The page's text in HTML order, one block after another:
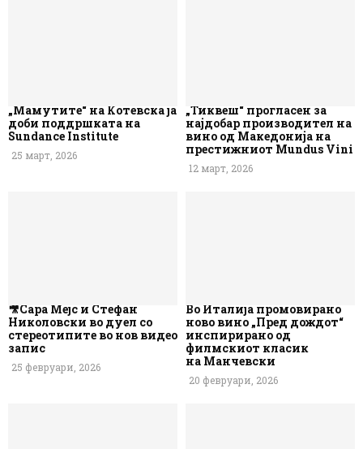
„Мамутите“ на Котевска ја
доби поддршката на
Sundance Institute
25 март, 2026
„Тиквеш“ прогласен за
најдобар производител на
вино од Македонија на
престижниот Mundus Vini
12 март, 2026
🎥Сара Мејс и Стефан
Николовски во дуел со
стереотипите во нов видео
запис
25 февруари, 2026
Во Италија промовирано
ново вино „Пред дождот“
инспирирано од
филмскиот класик
на Манчевски
20 февруари, 2026